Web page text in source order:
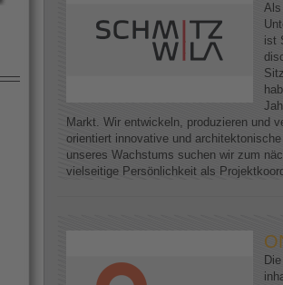
Als
ist
Markt. Wir entwickeln, produzieren und
orientiert innovative und
unseres Wachstums suchen wir zum
vielseitige Persönlichkeit als